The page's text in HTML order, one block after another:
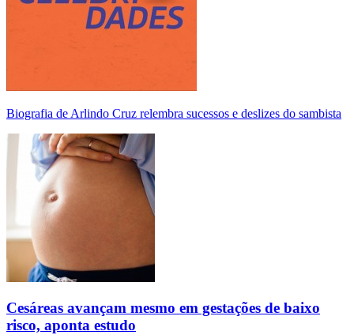
Biografia de Arlindo Cruz relembra sucessos e deslizes do sambista
Cesáreas avançam mesmo em gestações de baixo
risco, aponta estudo